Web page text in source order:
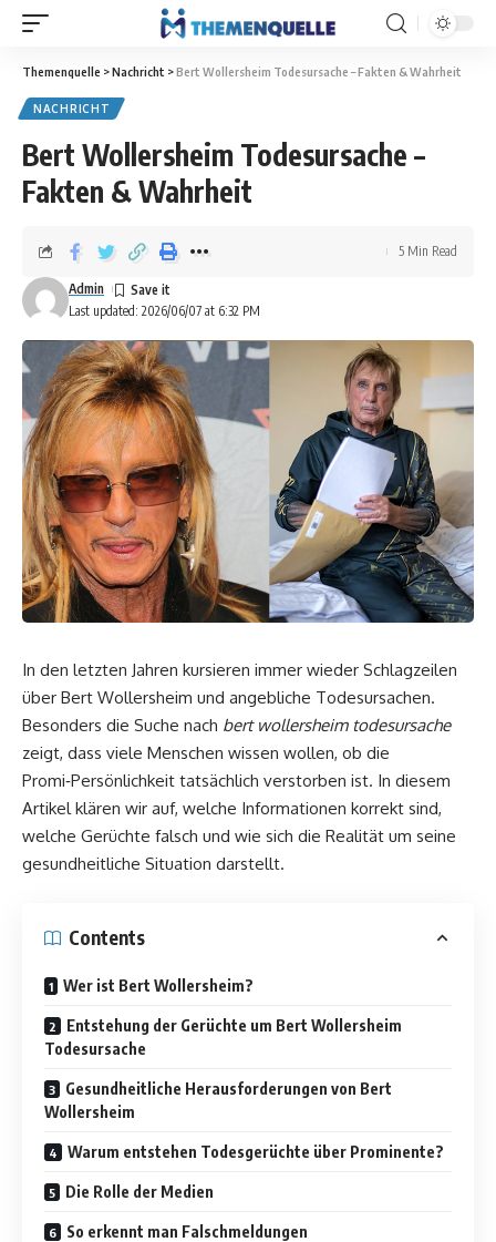
Themenquelle >Nachricht >Bert Wollersheim Todesursache – Fakten & Wahrheit
NACHRICHT
Bert Wollersheim Todesursache –
Fakten & Wahrheit
Last updated: 2026/06/07 at 6:32 PM
Admin
5 Min Read
In den letzten Jahren kursieren immer wieder Schlagzeilen
über Bert Wollersheim und angebliche Todesursachen.
Besonders die Suche nach bert wollersheim todesursache
zeigt, dass viele Menschen wissen wollen, ob die
Promi‑Persönlichkeit tatsächlich verstorben ist. In diesem
Artikel klären wir auf, welche Informationen korrekt sind,
welche Gerüchte falsch und wie sich die Realität um seine
gesundheitliche Situation darstellt.
Contents
Wer ist Bert Wollersheim?
Entstehung der Gerüchte um Bert Wollersheim
Todesursache
Gesundheitliche Herausforderungen von Bert
Wollersheim
Warum entstehen Todesgerüchte über Prominente?
Die Rolle der Medien
So erkennt man Falschmeldungen